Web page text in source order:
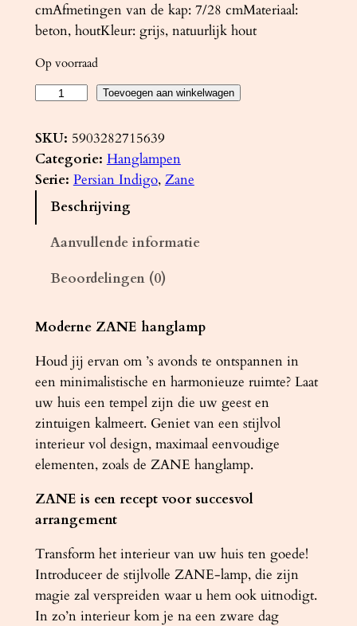
cmAfmetingen van de kap: 7/28 cmMateriaal:
beton, houtKleur: grijs, natuurlijk hout
Op voorraad
n
g
l
E
g
r
i
j
s
a
n
t
a
l
Toevoegen aan winkelwagen
SKU: 5903282715639
Categorie: Hanglampen
Serie: Persian Indigo, Zane
Beschrijving
Aanvullende informatie
Beoordelingen (0)
Moderne ZANE hanglamp
Houd jij ervan om ’s avonds te ontspannen in
een minimalistische en harmonieuze ruimte? Laat
uw huis een tempel zijn die uw geest en
zintuigen kalmeert. Geniet van een stijlvol
interieur vol design, maximaal eenvoudige
elementen, zoals de ZANE hanglamp.
ZANE is een recept voor succesvol
arrangement
Transform het interieur van uw huis ten goede!
Introduceer de stijlvolle ZANE-lamp, die zijn
magie zal verspreiden waar u hem ook uitnodigt.
In zo’n interieur kom je na een zware dag